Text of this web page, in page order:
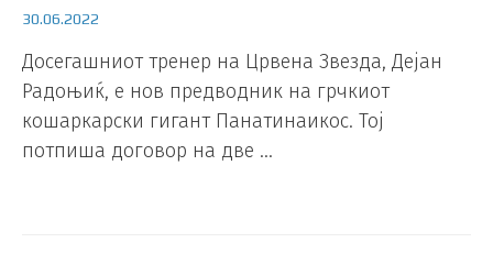
30.06.2022
Досегашниот тренер на Црвена Звезда, Дејан
Радоњиќ, е нов предводник на грчкиот
кошаркарски гигант Панатинаикос. Тој
потпиша договор на две …